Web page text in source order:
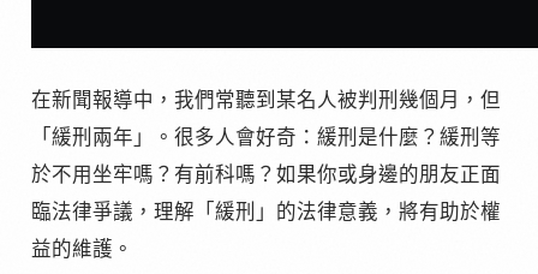
在新聞報導中，我們常聽到某名人被判刑幾個月，但
「緩刑兩年」。很多人會好奇：緩刑是什麼？緩刑等
於不用坐牢嗎？有前科嗎？如果你或身邊的朋友正面
臨法律爭議，理解「緩刑」的法律意義，將有助於權
益的維護。